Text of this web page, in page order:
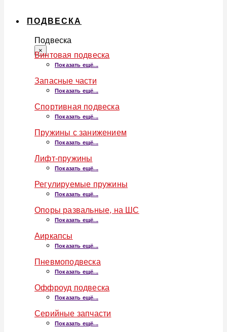
ПОДВЕСКА
Подвеска
×
Винтовая подвеска
Показать ещё...
Запасные части
Показать ещё...
Спортивная подвеска
Показать ещё...
Пружины с занижением
Показать ещё...
Лифт-пружины
Показать ещё...
Регулируемые пружины
Показать ещё...
Опоры развальные, на ШС
Показать ещё...
Аиркапсы
Показать ещё...
Пневмоподвеска
Показать ещё...
Оффроуд подвеска
Показать ещё...
Серийные запчасти
Показать ещё...